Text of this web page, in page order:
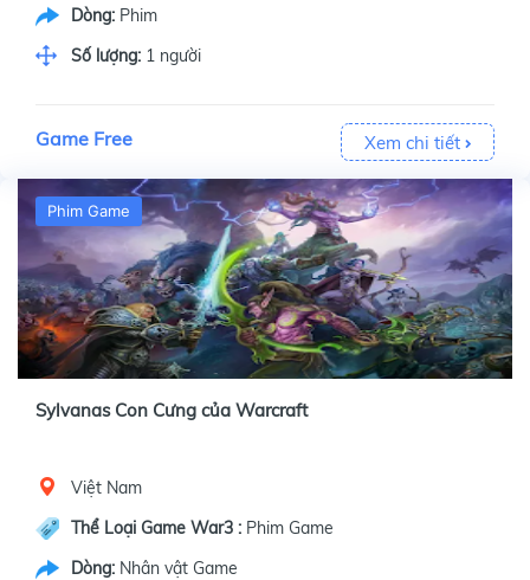
Dòng: Phim
Số lượng: 1 người
Game Free Xem chi tiết
Phim Game
Sylvanas Con Cưng của Warcraft
Việt Nam
Thể Loại Game War3 : Phim Game
Dòng: Nhân vật Game